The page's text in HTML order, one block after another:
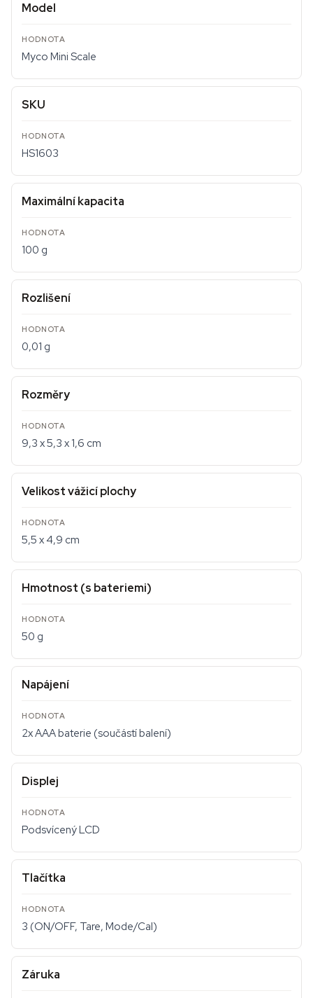
Model
Myco Mini Scale
SKU
HS1603
Maximální kapacita
100 g
Rozlišení
0,01 g
Rozměry
9,3 x 5,3 x 1,6 cm
Velikost vážicí plochy
5,5 x 4,9 cm
Hmotnost (s bateriemi)
50 g
Napájení
2x AAA baterie (součástí balení)
Displej
Podsvícený LCD
Tlačítka
3 (ON/OFF, Tare, Mode/Cal)
Záruka